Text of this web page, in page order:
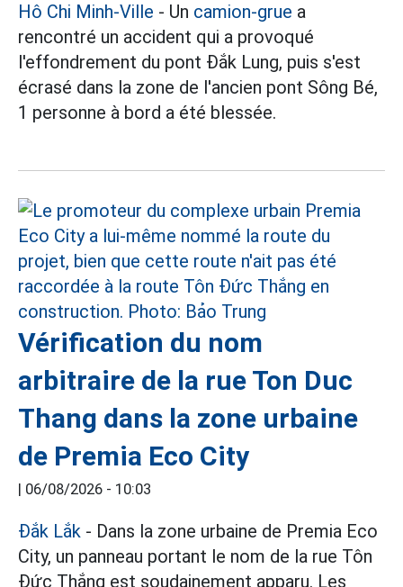
Hô Chi Minh-Ville - Un camion-grue a
rencontré un accident qui a provoqué
l'effondrement du pont Đắk Lung, puis s'est
écrasé dans la zone de l'ancien pont Sông Bé,
1 personne à bord a été blessée.
Vérification du nom
arbitraire de la rue Ton Duc
Thang dans la zone urbaine
de Premia Eco City
06/08/2026 - 10:03
Đắk Lắk - Dans la zone urbaine de Premia Eco
City, un panneau portant le nom de la rue Tôn
Đức Thắng est soudainement apparu. Les